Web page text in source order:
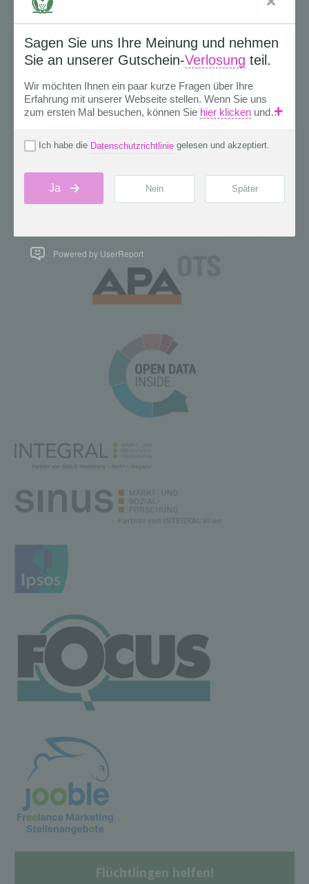
Flüchtlingen helfen!
Powered by UserReport